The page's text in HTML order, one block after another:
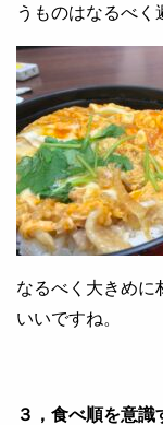
うものはなるべく
なるべく大きめに
いいですね。
３，食べ順を意識